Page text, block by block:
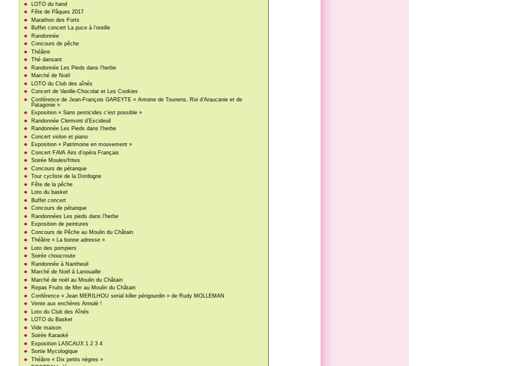
LOTO du hand
Fête de Pâques 2017
Marathon des Forts
Buffet concert La puce à l’oreille
Randonnée
Concours de pêche
Théâtre
Thé dansant
Randonnée Les Pieds dans l’herbe
Marché de Noël
LOTO du Club des aînés
Concert de Vanille-Chocolat et Les Cookies
Conférence de Jean-François GAREYTE « Antoine de Tounens, Roi d’Araucanie et de
Patagonie »
Exposition « Sans pesticides c’est possible »
Randonnée Clermont d’Excideuil
Randonnée Les Pieds dans l’herbe
Concert violon et piano
Exposition « Patrimoine en mouvement »
Concert FAVA Airs d’opéra Français
Soirée Moules/frites
Concours de pétanque
Tour cycliste de la Dordogne
Fête de la pêche
Loto du basket
Buffet concert
Concours de pétanque
Randonnées Les pieds dans l’herbe
Exposition de peintures
Concours de Pêche au Moulin du Châtain
Théâtre « La bonne adresse »
Loto des pompiers
Soirée choucroute
Randonnée à Nantheuil
Marché de Noël à Lanouaille
Marché de noël au Moulin du Châtain
Repas Fruits de Mer au Moulin du Châtain
Conférence « Jean MERILHOU serial killer périgourdin » de Rudy MOLLEMAN
Vente aux enchères Annulé !
Loto du Club des Aînés
LOTO du Basket
Vide maison
Soirée Karaoké
Exposition LASCAUX 1 2 3 4
Sortie Mycologique
Théâtre « Dix petits nègres »